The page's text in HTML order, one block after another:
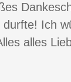
durfte! Ich
alles